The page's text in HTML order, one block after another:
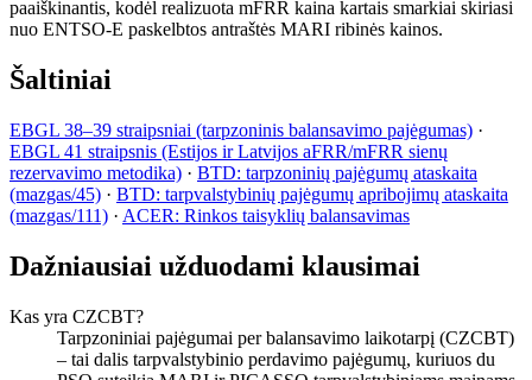
paaiškinantis, kodėl realizuota mFRR kaina kartais smarkiai skiriasi
nuo ENTSO-E paskelbtos antraštės MARI ribinės kainos.
Šaltiniai
EBGL 38–39 straipsniai (tarpzoninis balansavimo pajėgumas) ·
EBGL 41 straipsnis (Estijos ir Latvijos aFRR/mFRR sienų
rezervavimo metodika) · BTD: tarpzoninių pajėgumų ataskaita
(mazgas/45) · BTD: tarpvalstybinių pajėgumų apribojimų ataskaita
(mazgas/111) · ACER: Rinkos taisyklių balansavimas
Dažniausiai užduodami klausimai
Kas yra CZCBT?
Tarpzoniniai pajėgumai per balansavimo laikotarpį (CZCBT)
– tai dalis tarpvalstybinio perdavimo pajėgumų, kuriuos du